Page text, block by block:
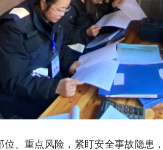
位、重点风险，紧盯安全事故隐患